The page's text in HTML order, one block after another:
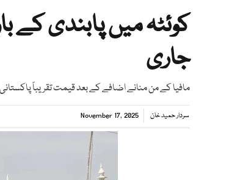
کوئٹہ میں پابندی کے
جاری
مافیا کے من منانے اضافے کے بعد قیمت تقریباً پاکستانی
سردار حمید خان November 17, 2025